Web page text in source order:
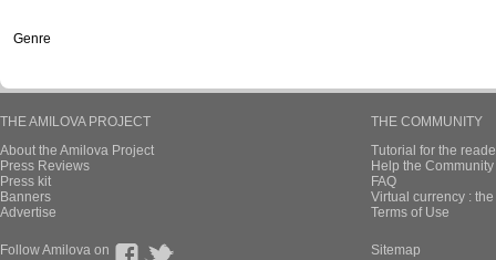
Genre
THE AMILOVA PROJECT
About the Amilova Project
Press Reviews
Press kit
Banners
Advertise
THE COMMUNITY
Tutorial for the
Help the
FAQ
Virtual currency :
Terms of Use
Follow Amilova on Sitemap